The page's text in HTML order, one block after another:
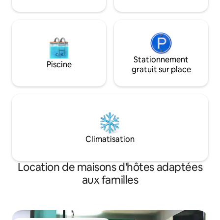
Piscine
Stationnement
gratuit sur place
Climatisation
Location de maisons d'hôtes adaptées
aux familles